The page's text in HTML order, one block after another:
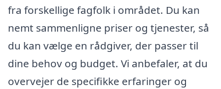
fra forskellige fagfolk i området. Du kan
nemt sammenligne priser og tjenester, så
du kan vælge en rådgiver, der passer til
dine behov og budget. Vi anbefaler, at du
overvejer de specifikke erfaringer og